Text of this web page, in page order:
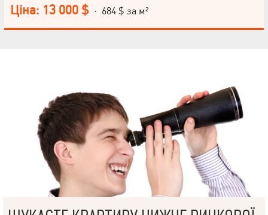
Автостоянка, закритий двір з охороною. Житловий квартал у
районі Харкова з розвиненою інфраструктурою: тут поряд є
продуктові магазини, медичні та освітні заклади. До найближчої
Ціна: 13 000 $ · 684 $ за м²